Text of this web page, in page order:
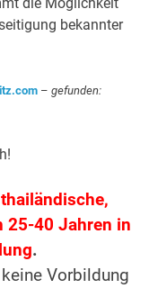
bekannter
– gefunden:
25-40 Jahren in
.
Vorbildung